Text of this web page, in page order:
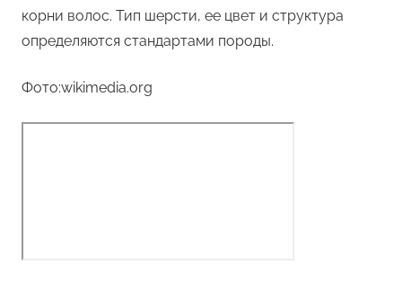
корни волос. Тип шерсти, ее цвет и структура
определяются стандартами породы.
Фото:wikimedia.org